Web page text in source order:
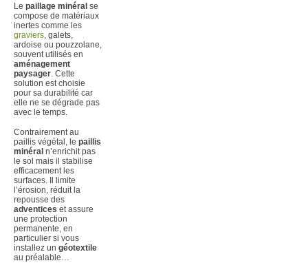
Le paillage minéral se
compose de matériaux
inertes comme les
graviers, galets,
ardoise ou pouzzolane,
souvent utilisés en
aménagement
paysager. Cette
solution est choisie
pour sa durabilité car
elle ne se dégrade pas
avec le temps.
Contrairement au
paillis végétal, le paillis
minéral n’enrichit pas
le sol mais il stabilise
efficacement les
surfaces. Il limite
l’érosion, réduit la
repousse des
adventices et assure
une protection
permanente, en
particulier si vous
installez un géotextile
au préalable…